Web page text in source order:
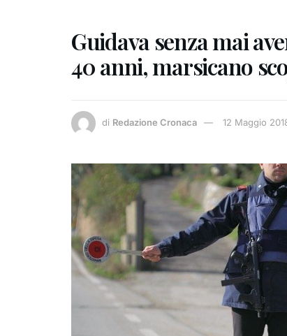
Guidava senza mai
40 anni, marsicano
di Redazione Cronaca 12 Maggio